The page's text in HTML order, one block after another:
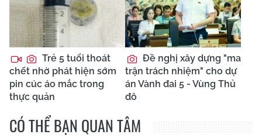
Trẻ 5 tuổi thoát
chết nhờ phát hiện sớm
pin cúc áo mắc trong
thực quản
Đề nghị xây dựng "ma
trận trách nhiệm" cho dự
án Vành đai 5 - Vùng Thủ
đô
CÓ THỂ BẠN QUAN TÂM